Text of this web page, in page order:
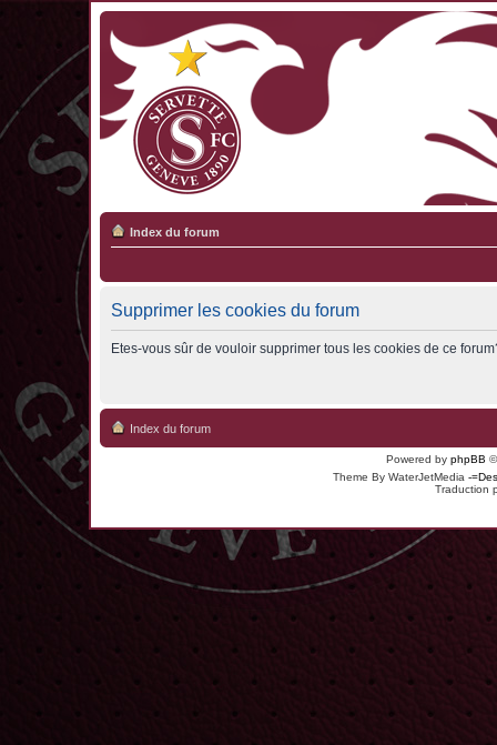
Index du forum
Supprimer les cookies du forum
Etes-vous sûr de vouloir supprimer tous les cookies de ce
Index du forum
Powered by phpBB
Theme By WaterJetMedia -
Traduction